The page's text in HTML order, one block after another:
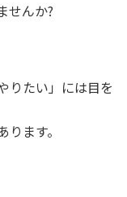
せんか?
りたい」には目を
ます。